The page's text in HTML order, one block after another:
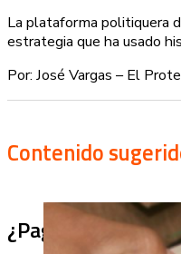
La plataforma politiquera
estrategia que ha usado
Por: José Vargas – El
Contenido
¿Pagaron menos